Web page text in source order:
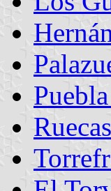
Ruecas